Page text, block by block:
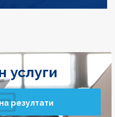
услуги
резултати